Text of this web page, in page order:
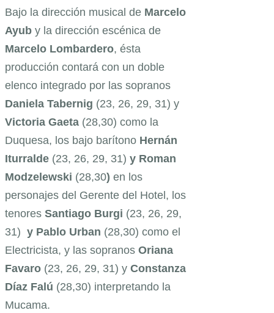
Bajo la dirección musical de Marcelo
Ayub y la dirección escénica de
Marcelo Lombardero, ésta
producción contará con un doble
elenco integrado por las sopranos
Daniela Tabernig (23, 26, 29, 31) y
Victoria Gaeta (28,30) como la
Duquesa, los bajo barítono Hernán
Iturralde (23, 26, 29, 31) y Roman
Modzelewski (28,30) en los
personajes del Gerente del Hotel, los
tenores Santiago Burgi (23, 26, 29,
31) y Pablo Urban (28,30) como el
Electricista, y las sopranos Oriana
Favaro (23, 26, 29, 31) y Constanza
Díaz Falú (28,30) interpretando la
Mucama.